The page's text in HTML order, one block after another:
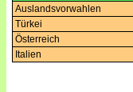
Auslandsvorwahlen
Türkei
Österreich
Italien